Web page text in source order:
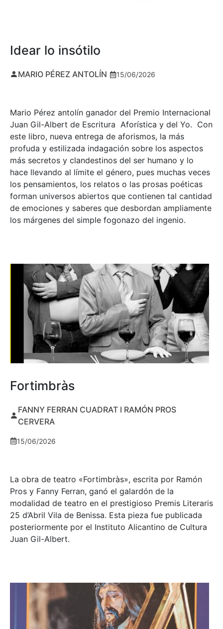
Idear lo insótilo
MARIO PÉREZ ANTOLÍN 15/06/2026
Mario Pérez antolín ganador del Premio Internacional
Juan Gil-Albert de Escritura Aforística y del Yo. Con
este libro, nueva entrega de aforismos, la más
profuda y estilizada indagación sobre los aspectos
más secretos y clandestinos del ser humano y lo
hace llevando al límite el género, pues muchas veces
los pensamientos, los relatos o las prosas poéticas
forman universos abiertos que contienen tal cantidad
de emociones y saberes que desbordan ampliamente
los márgenes del simple fogonazo del ingenio.
Fortimbràs
FANNY FERRAN CUADRAT I RAMÓN PROS
CERVERA
15/06/2026
La obra de teatro «Fortimbràs», escrita por Ramón
Pros y Fanny Ferran, ganó el galardón de la
modalidad de teatro en el prestigioso Premis Literaris
25 d’Abril Vila de Benissa. Esta pieza fue publicada
posteriormente por el Instituto Alicantino de Cultura
Juan Gil-Albert.